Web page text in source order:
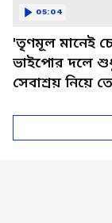
'তৃণমূল মানেই
ভাইপোর দলে শুধু
সেবাশ্রয় নিয়ে
05:04